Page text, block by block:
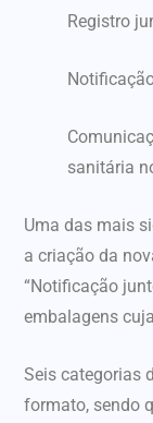
Registro
sanitária
Uma das mais
a criação da
“Notificação
embalagens
Seis categorias
formato, sendo